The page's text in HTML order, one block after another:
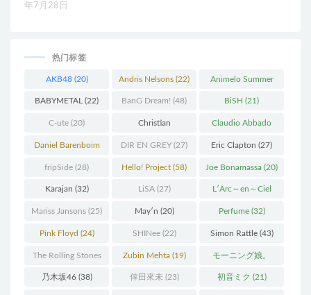
年7月28日
热门标签
AKB48(20) Andris Nelsons (22) Animelo Summer
Live(34)
BABYMETAL (22) BanG Dream! (48) BiSH (21)
C-ute (20) Christian
Thielemann(36)
Claudio Abbado
(25)
Daniel Barenboim
(37)
DIR EN GREY (27) Eric Clapton (27)
fripSide (28) Hello! Project (58) Joe Bonamassa (20)
Karajan (32) LiSA(27) L′Arc～en～Ciel
(41)
Mariss Jansons (25) May′n (20) Perfume(32)
Pink Floyd (24) SHINee(22) Simon Rattle(43)
The Rolling Stones
(30)
Zubin Mehta(19) モーニング娘。
(27)
乃木坂46(38) 倖田來未 (23) 初音ミク (21)